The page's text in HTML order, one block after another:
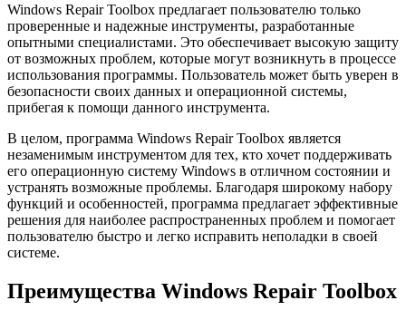
Windows Repair Toolbox предлагает пользователю только
проверенные и надежные инструменты, разработанные
опытными специалистами. Это обеспечивает высокую защиту
от возможных проблем, которые могут возникнуть в процессе
использования программы. Пользователь может быть уверен в
безопасности своих данных и операционной системы,
прибегая к помощи данного инструмента.
В целом, программа Windows Repair Toolbox является
незаменимым инструментом для тех, кто хочет поддерживать
его операционную систему Windows в отличном состоянии и
устранять возможные проблемы. Благодаря широкому набору
функций и особенностей, программа предлагает эффективные
решения для наиболее распространенных проблем и помогает
пользователю быстро и легко исправить неполадки в своей
системе.
Преимущества Windows Repair Toolbox